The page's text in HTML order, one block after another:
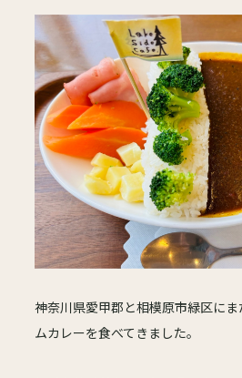
神奈川県愛甲郡と相模原市緑区に
ムカレーを食べてきました。